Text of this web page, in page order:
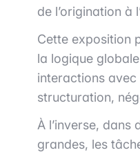
de l’origination à
Cette exposition
la logique
interactions avec
structuration,
À l’inverse, dans
grandes, les